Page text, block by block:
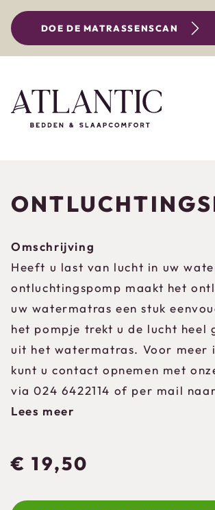
DOE DE MATRASSENSCAN
Omschrijving
Heeft u last van lucht in uw
ontluchtingspomp maakt het
uw watermatras een stuk
het pompje trekt u de lucht heel
uit het watermatras. Voor meer
kunt u contact opnemen met
via 024 6422114 of per mail
Lees meer
€ 19,50